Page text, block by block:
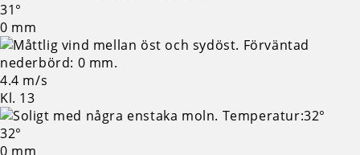
31°
0 mm
4.4 m/s
Kl. 13
32°
0 mm